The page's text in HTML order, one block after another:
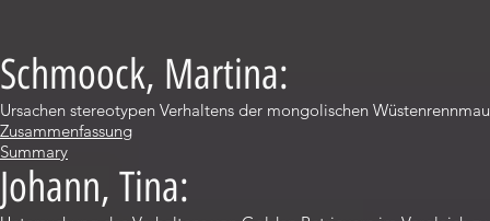
Schmoock, Martina:
Ursachen stereotypen Verhaltens der mongolischen
Zusammenfassung
Summary
Johann, Tina: